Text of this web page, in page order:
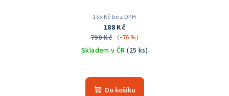
155 Kč bez DPH
188 Kč
790 Kč (–76 %)
Skladem v ČR(25 ks)
hodnocení
produktu
Do košíku